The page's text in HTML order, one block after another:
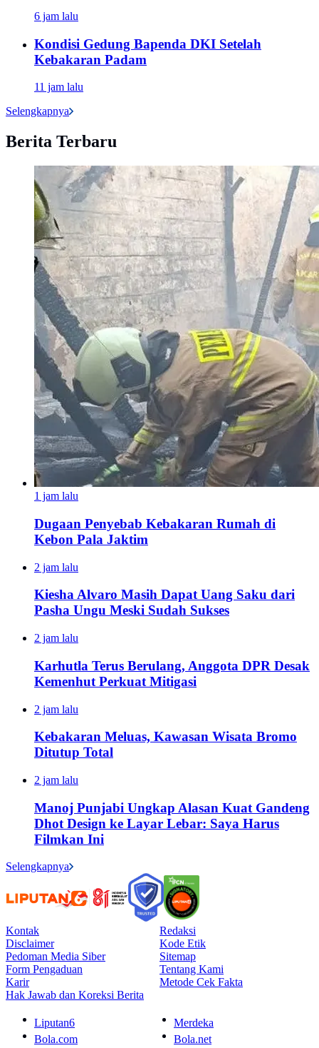
6 jam lalu
Kondisi Gedung Bapenda DKI Setelah
Kebakaran Padam
11 jam lalu
Selengkapnya
Berita Terbaru
1 jam lalu
Dugaan Penyebab Kebakaran Rumah di
Kebon Pala Jaktim
2 jam lalu
Kiesha Alvaro Masih Dapat Uang Saku dari
Pasha Ungu Meski Sudah Sukses
2 jam lalu
Karhutla Terus Berulang, Anggota DPR Desak
Kemenhut Perkuat Mitigasi
2 jam lalu
Kebakaran Meluas, Kawasan Wisata Bromo
Ditutup Total
2 jam lalu
Manoj Punjabi Ungkap Alasan Kuat Gandeng
Dhot Design ke Layar Lebar: Saya Harus
Filmkan Ini
Selengkapnya
Kontak
Redaksi
Disclaimer
Kode Etik
Pedoman Media Siber
Sitemap
Form Pengaduan
Tentang Kami
Karir
Metode Cek Fakta
Hak Jawab dan Koreksi Berita
Liputan6
Merdeka
Bola.com
Bola.net